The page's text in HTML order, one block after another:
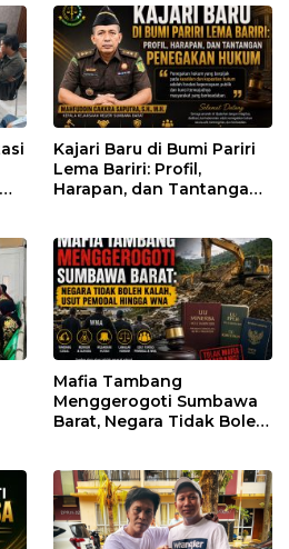
Kajari Baru di Bumi Pariri
Lema Bariri: Profil,
Harapan, dan Tantangan
Mafia Tambang
Menggerogoti Sumbawa
Barat, Negara Tidak Boleh